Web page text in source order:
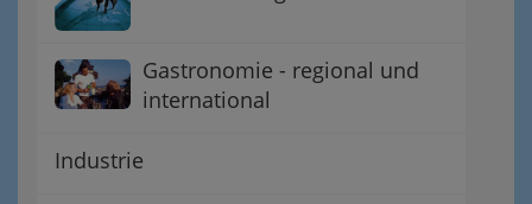
Gastronomie - regional und
international
Industrie